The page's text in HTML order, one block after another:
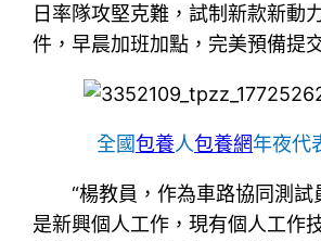
日率隊攻堅克難，試制新款新動
件，早晨加班加點，完美預備提
全國包養人包養網年夜代
“楊教員，作為車路協同測試
是新興個人工作，現有個人工作